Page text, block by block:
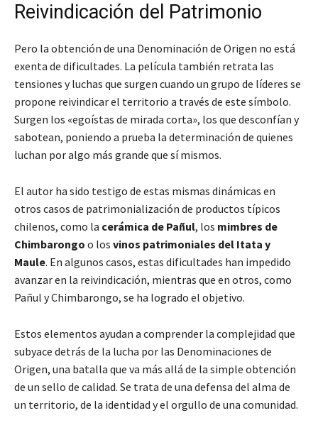
Reivindicación del Patrimonio
Pero la obtención de una Denominación de Origen no está
exenta de dificultades. La película también retrata las
tensiones y luchas que surgen cuando un grupo de líderes se
propone reivindicar el territorio a través de este símbolo.
Surgen los «egoístas de mirada corta», los que desconfían y
sabotean, poniendo a prueba la determinación de quienes
luchan por algo más grande que sí mismos.
El autor ha sido testigo de estas mismas dinámicas en
otros casos de patrimonialización de productos típicos
chilenos, como la cerámica de Pañul, los mimbres de
Chimbarongo o los vinos patrimoniales del Itata y
Maule. En algunos casos, estas dificultades han impedido
avanzar en la reivindicación, mientras que en otros, como
Pañul y Chimbarongo, se ha logrado el objetivo.
Estos elementos ayudan a comprender la complejidad que
subyace detrás de la lucha por las Denominaciones de
Origen, una batalla que va más allá de la simple obtención
de un sello de calidad. Se trata de una defensa del alma de
un territorio, de la identidad y el orgullo de una comunidad.